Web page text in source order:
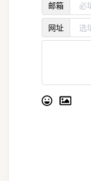
邮箱
网址